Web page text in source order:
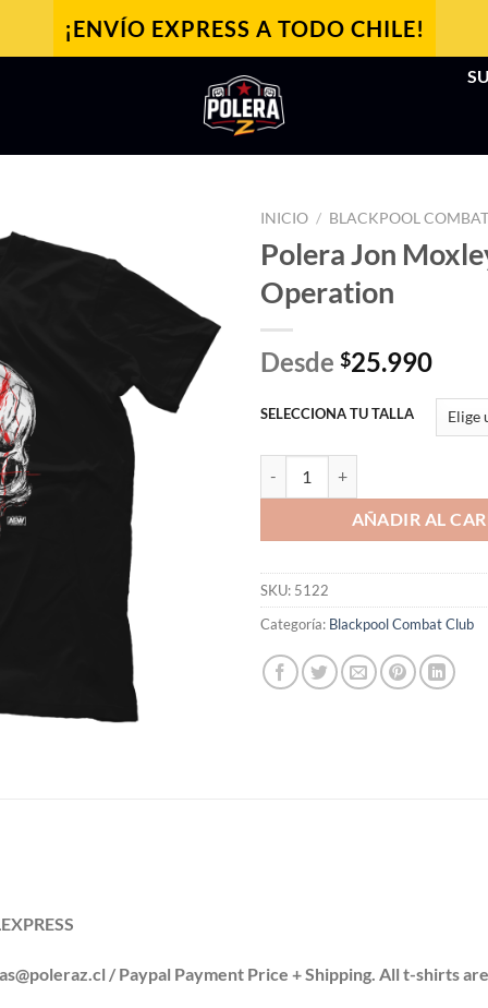
¡ENVÍO EXPRESS A TODO CHILE!
INICIO / BLACKPOOL
Polera Jon
Operation
Desde $25.990
SELECCIONA TU TALLA
AÑADIR AL
SKU: 5122
Categoría: Blackpool Combat Club
/ Paypal Payment Price + Shipping. All t-shirts